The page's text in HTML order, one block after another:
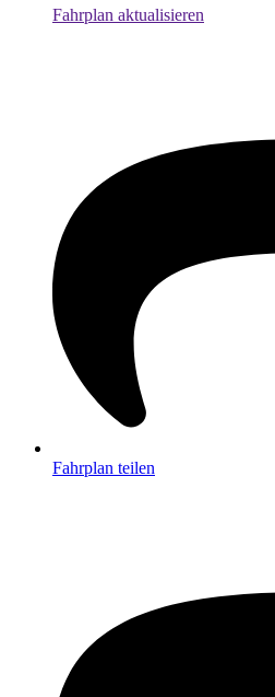
Fahrplan aktualisieren
Fahrplan teilen